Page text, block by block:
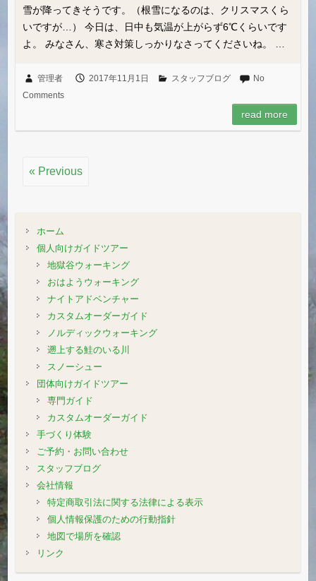
雪が降ってきそうです。（根雪になるのは、クリスマスくら
いですが…） 今日は、日中も気温が上がらず6℃くらいです
よ。 みなさん、寒さ対策しっかりなさってくださいね。 …
管理者 2017年11月1日 スタッフブログ
No
Comments
read more
« Previous
ホーム
個人向けガイドツアー
地獄谷ウォーキング
おはようウォーキング
ナイトアドベンチャー
カスタムオーダーガイド
ノルディックウォーキング
遡上する鮭のいる川
スノーシュー
団体向けガイドツアー
専門ガイド
カスタムオーダーガイド
手づくり体験
ご予約・お問い合わせ
スタッフブログ
会社情報
特定商取引法に関する法律による表示
個人情報保護のための行動指針
地図で場所を確認
リンク